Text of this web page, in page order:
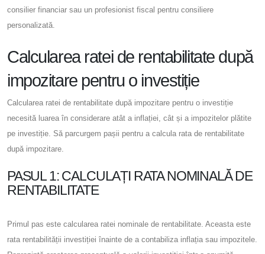
consilier financiar sau un profesionist fiscal pentru consiliere
personalizată.
Calcularea ratei de rentabilitate după
impozitare pentru o investiție
Calcularea ratei de rentabilitate după impozitare pentru o investiție
necesită luarea în considerare atât a inflației, cât și a impozitelor plătite
pe investiție. Să parcurgem pașii pentru a calcula rata de rentabilitate
după impozitare.
PASUL 1: CALCULAȚI RATA NOMINALĂ DE
RENTABILITATE
Primul pas este calcularea ratei nominale de rentabilitate. Aceasta este
rata rentabilității investiției înainte de a contabiliza inflația sau impozitele.